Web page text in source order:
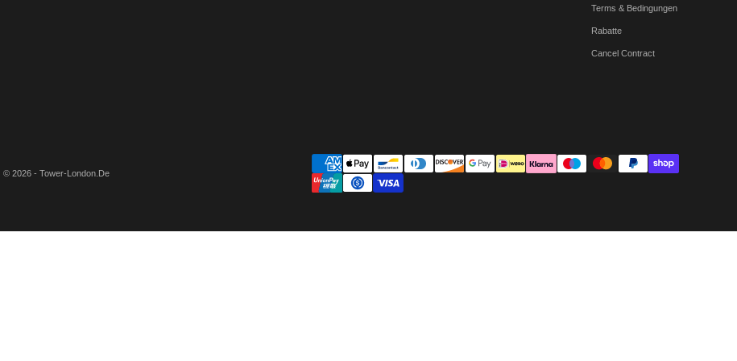
Terms & Bedingungen
Rabatte
Cancel Contract
© 2026 - Tower-London.De